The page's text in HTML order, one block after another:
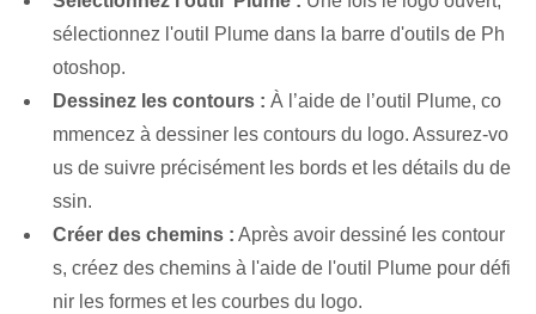
sélectionnez l'outil Plume⁢ dans la barre d'outils⁢ de Ph
otoshop.
Dessinez les contours : ​À l’aide de l’outil Plume, co
mmencez à dessiner les contours du logo. Assurez-vo
us de suivre précisément les bords et les détails du de
ssin.
Créer des chemins : Après avoir dessiné les contour
s, créez‌ des chemins à l'aide de l'outil Plume pour défi
nir les formes et les courbes‌ du logo.